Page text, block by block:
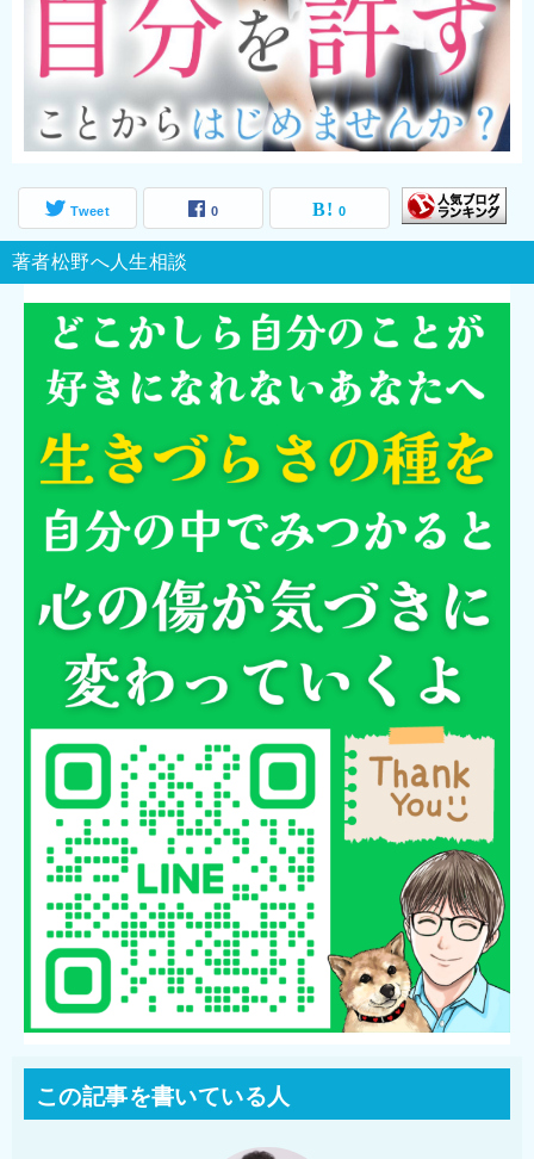
Tweet 0 0
著者松野へ人生相談
この記事を書いている人